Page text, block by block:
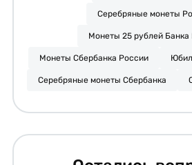
Серебряные монеты
Монеты 25 рублей Банка
Монеты Сбербанка России
Серебряные монеты Сбербанка